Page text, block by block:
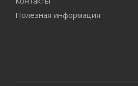
Полезная информация